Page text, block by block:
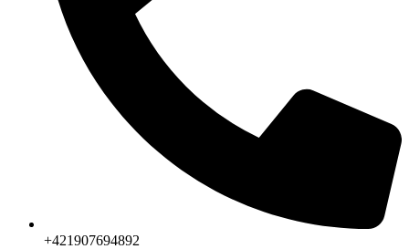
+421907694892